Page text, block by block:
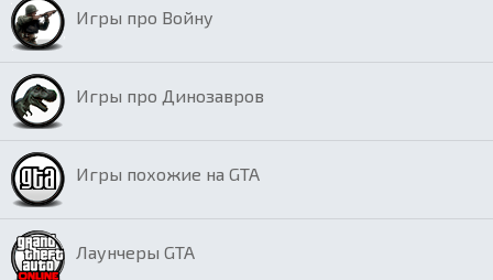
Игры про Войну
Игры про Динозавров
Игры похожие на GTA
Лаунчеры GTA